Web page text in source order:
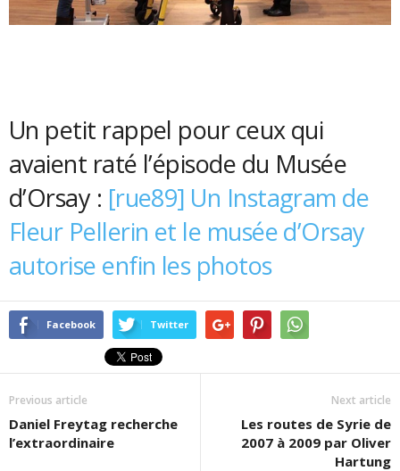
Un petit rappel pour ceux qui
avaient raté l’épisode du Musée
d’Orsay : [rue89] Un Instagram de
Fleur Pellerin et le musée d’Orsay
autorise enfin les photos
Facebook Twitter
Previous article
Daniel Freytag recherche
l’extraordinaire
Next article
Les routes de Syrie de
2007 à 2009 par Oliver
Hartung